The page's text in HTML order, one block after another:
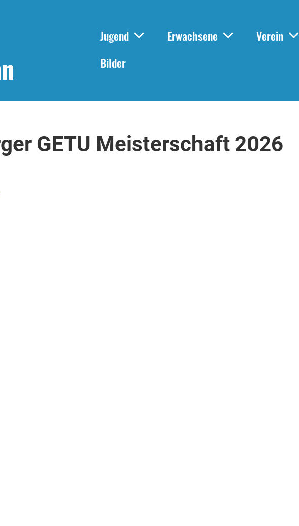
Jugend Erwachsene Verein
Bilder
GETU Meisterschaft 2026